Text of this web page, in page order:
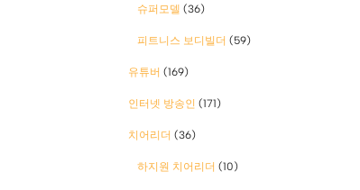
슈퍼모델 (36)
피트니스 보디빌더 (59)
유튜버 (169)
인터넷 방송인 (171)
치어리더 (36)
하지원 치어리더 (10)